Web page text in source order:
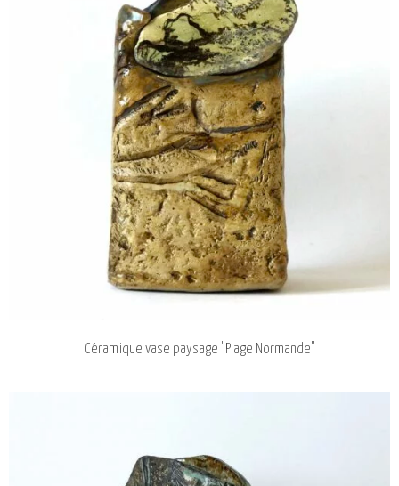
Céramique vase paysage "Plage Normande"